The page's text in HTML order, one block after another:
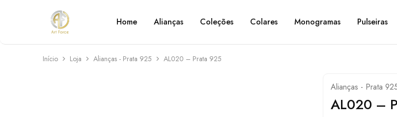
Art
Force
Semijoias
personalizadas
Home Alianças Coleções Colares Monogramas Pulseiras
Início Loja Alianças - Prata 925 AL020 – Prata 925
Alianças - Prata
AL020 –